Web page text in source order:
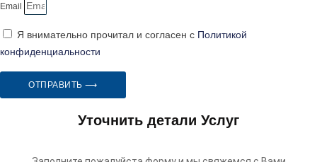
Email
Я внимательно прочитал и согласен с Политикой
конфиденциальности
ОТПРАВИТЬ ⟶
Уточнить детали Услуг